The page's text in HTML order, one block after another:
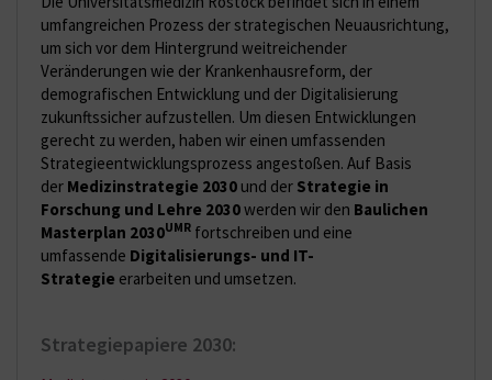
umfangreichen Prozess der strategischen Neuausrichtung,
um sich vor dem Hintergrund weitreichender
Veränderungen wie der Krankenhausreform, der
demografischen Entwicklung und der Digitalisierung
zukunftssicher aufzustellen. Um diesen Entwicklungen
gerecht zu werden, haben wir einen umfassenden
Strategieentwicklungsprozess angestoßen. Auf Basis
der Medizinstrategie 2030 und der Strategie in
Forschung und Lehre 2030werden wir den Baulichen
Masterplan 2030UMR fortschreiben und eine
umfassende Digitalisierungs- und IT-
Strategie erarbeiten und umsetzen.
Strategiepapiere 2030: